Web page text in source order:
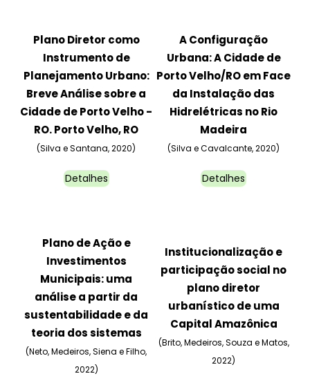
Plano Diretor como
Instrumento de
Planejamento Urbano:
Breve Análise sobre a
Cidade de Porto Velho -
RO. Porto Velho, RO
(Silva e Santana, 2020)
Detalhes
A Configuração
Urbana: A Cidade de
Porto Velho/RO em Face
da Instalação das
Hidrelétricas no Rio
Madeira
(Silva e Cavalcante, 2020)
Detalhes
Plano de Ação e
Investimentos
Municipais: uma
análise a partir da
sustentabilidade e da
teoria dos sistemas
(Neto, Medeiros, Siena e Filho,
2022)
Institucionalização e
participação social no
plano diretor
urbanístico de uma
Capital Amazônica
(Brito, Medeiros, Souza e Matos,
2022)